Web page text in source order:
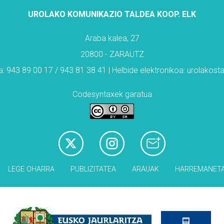
UROLAKO KOMUNIKAZIO TALDEA KOOP. ELK
Araba kalea, 27
20800 - ZARAUTZ
943 89 00 17 / 943 81 38 41 | Helbide elektronikoa:
Codesyntaxek garatua
LEGE OHARRA PUBLIZITATEA ARAUAK